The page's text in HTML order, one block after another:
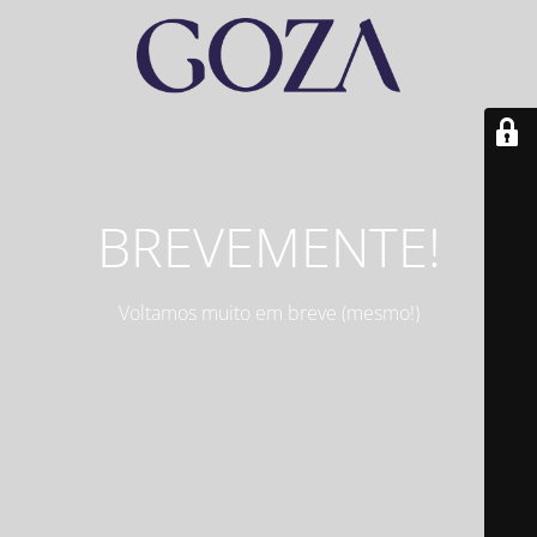
BREVEMENTE!
Voltamos muito em breve (mesmo!)